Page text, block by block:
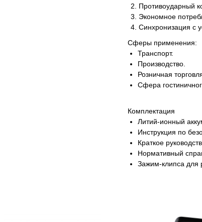
Противоударный
Экономное
Синхронизация с
Сферы применения:
Транспорт.
Производство.
Розничная
Сфера
Комплектация
Литий-ионный
Инструкция по
Краткое
Нормативный
Зажим-клипса для